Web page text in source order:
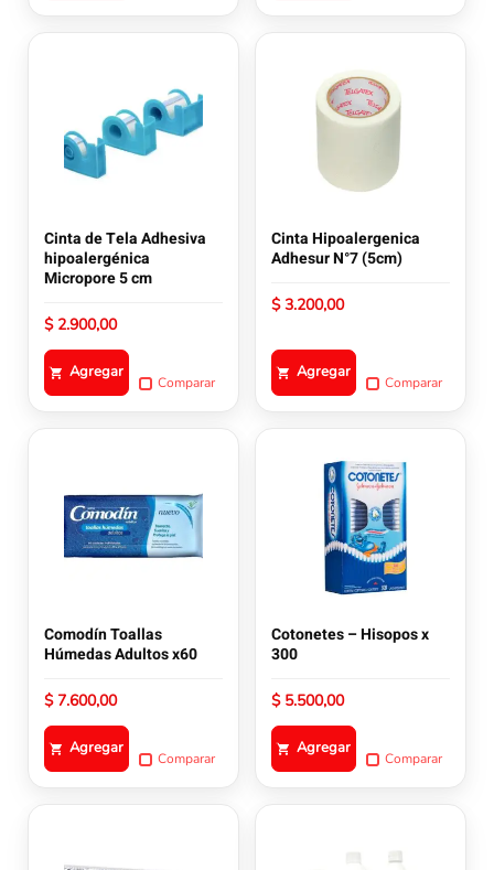
Cinta de Tela Adhesiva
hipoalergénica
Micropore 5 cm
$2.900,00
Agregar
Comparar
Cinta Hipoalergenica
Adhesur N°7 (5cm)
$3.200,00
Agregar
Comparar
Comodín Toallas
Húmedas Adultos x60
$7.600,00
Agregar
Comparar
Cotonetes – Hisopos x
300
$5.500,00
Agregar
Comparar